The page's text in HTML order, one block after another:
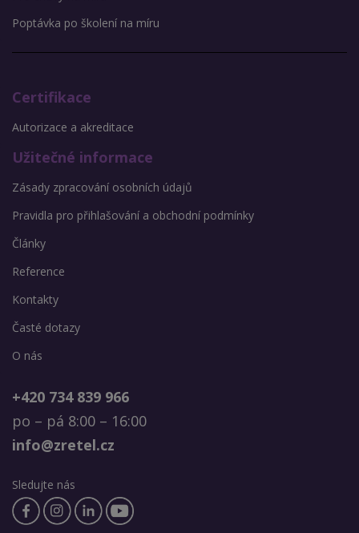
Poptávka po školení na míru
Certifikace
Autorizace a akreditace
Užitečné informace
Zásady zpracování osobních údajů
Pravidla pro přihlašování a obchodní podmínky
Články
Reference
Kontakty
Časté dotazy
O nás
+420 734 839 966
po – pá 8:00 – 16:00
info@zretel.cz
Sledujte nás